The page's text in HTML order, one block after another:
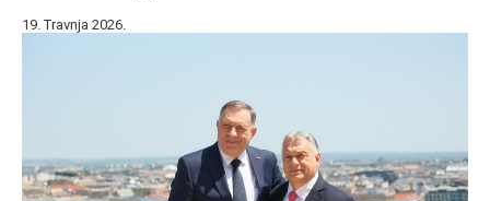
19. Travnja 2026.